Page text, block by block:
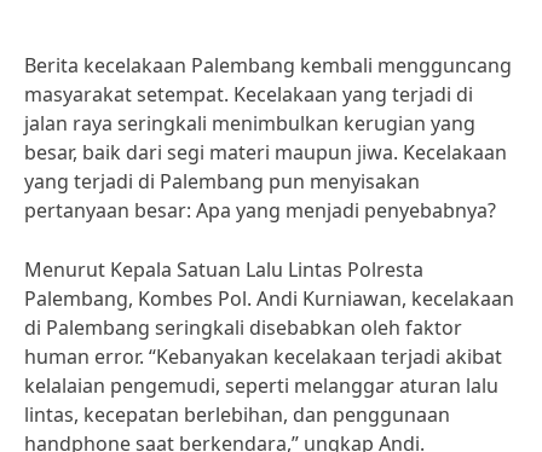
Berita kecelakaan Palembang kembali mengguncang
masyarakat setempat. Kecelakaan yang terjadi di
jalan raya seringkali menimbulkan kerugian yang
besar, baik dari segi materi maupun jiwa. Kecelakaan
yang terjadi di Palembang pun menyisakan
pertanyaan besar: Apa yang menjadi penyebabnya?
Menurut Kepala Satuan Lalu Lintas Polresta
Palembang, Kombes Pol. Andi Kurniawan, kecelakaan
di Palembang seringkali disebabkan oleh faktor
human error. “Kebanyakan kecelakaan terjadi akibat
kelalaian pengemudi, seperti melanggar aturan lalu
lintas, kecepatan berlebihan, dan penggunaan
handphone saat berkendara,” ungkap Andi.